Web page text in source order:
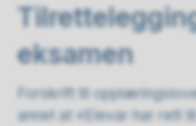
eksamen
Forskrift til
annet at «Elevar har rett